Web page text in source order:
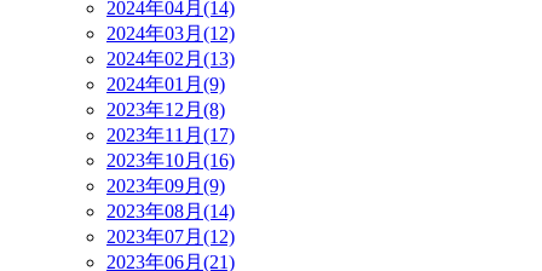
2024年04月(14)
2024年03月(12)
2024年02月(13)
2024年01月(9)
2023年12月(8)
2023年11月(17)
2023年10月(16)
2023年09月(9)
2023年08月(14)
2023年07月(12)
2023年06月(21)